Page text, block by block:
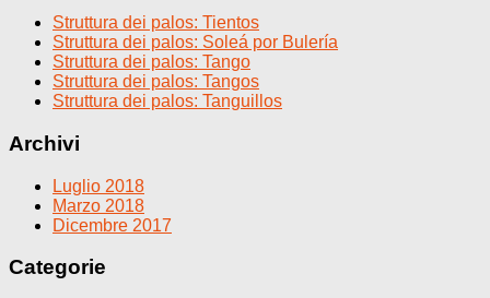
Struttura dei palos: Tientos
Struttura dei palos: Soleá por Bulería
Struttura dei palos: Tango
Struttura dei palos: Tangos
Struttura dei palos: Tanguillos
Archivi
Luglio 2018
Marzo 2018
Dicembre 2017
Categorie